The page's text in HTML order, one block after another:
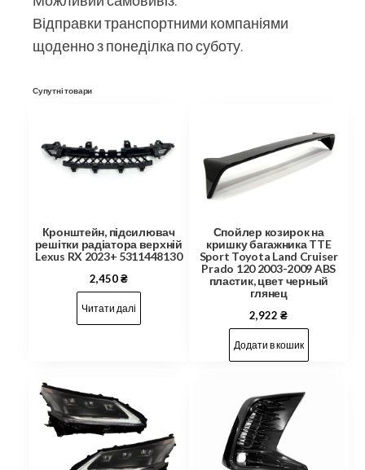
Відправки транспортними компаніями
щоденно з понеділка по суботу.
Супутні товари
Кронштейн, підсилювач
решітки радіатора верхній
Lexus RX 2023+ 5311448130
2,450₴
Читати далі
Спойлер козирок на
кришку багажника TTE
Sport Toyota Land Cruiser
Prado 120 2003-2009 ABS
пластик, цвет черный
глянец
2,922₴
Додати в кошик